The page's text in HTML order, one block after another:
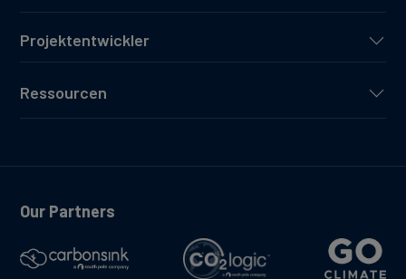
Projektentwickler
Ressourcen
Our Partners